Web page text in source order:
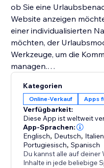
ob Sie eine
Website anzeigen
einer individualisierten
möchten, der
Werkzeuge, um die
managen.
Genießen Sie Ihren
Urlaubsmodus
reibungslos und
Sie abwesend sind.
Kategorien
Online-Verkauf Apps
Verfügbarkeit:
Diese App ist weltweit
App-Sprachen:
Englisch, Deutsch,
Portugiesisch,Spanisch
Du kannst alle auf
Inhalte in jede beliebige